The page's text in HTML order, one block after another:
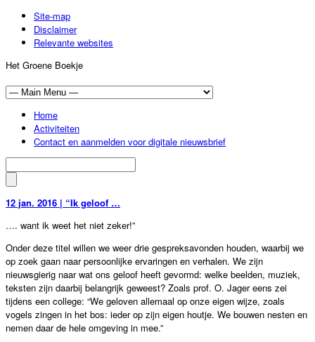
Site-map
Disclaimer
Relevante websites
Het Groene Boekje
Home
Activiteiten
Contact en aanmelden voor digitale nieuwsbrief
12 jan. 2016 | “Ik geloof …
…. want ik weet het niet zeker!”
Onder deze titel willen we weer drie gespreksavonden houden, waarbij we
op zoek gaan naar persoonlijke ervaringen en verhalen. We zijn
nieuwsgierig naar wat ons geloof heeft gevormd: welke beelden, muziek,
teksten zijn daarbij belangrijk geweest? Zoals prof. O. Jager eens zei
tijdens een college: “We geloven allemaal op onze eigen wijze, zoals
vogels zingen in het bos: ieder op zijn eigen houtje. We bouwen nesten en
nemen daar de hele omgeving in mee.”